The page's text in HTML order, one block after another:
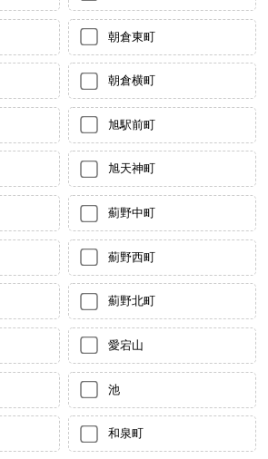
朝倉東町
朝倉横町
旭駅前町
旭天神町
薊野中町
薊野西町
薊野北町
愛宕山
池
和泉町